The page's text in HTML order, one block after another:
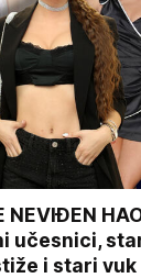
NEVIĐEN
učesnici,
i stari